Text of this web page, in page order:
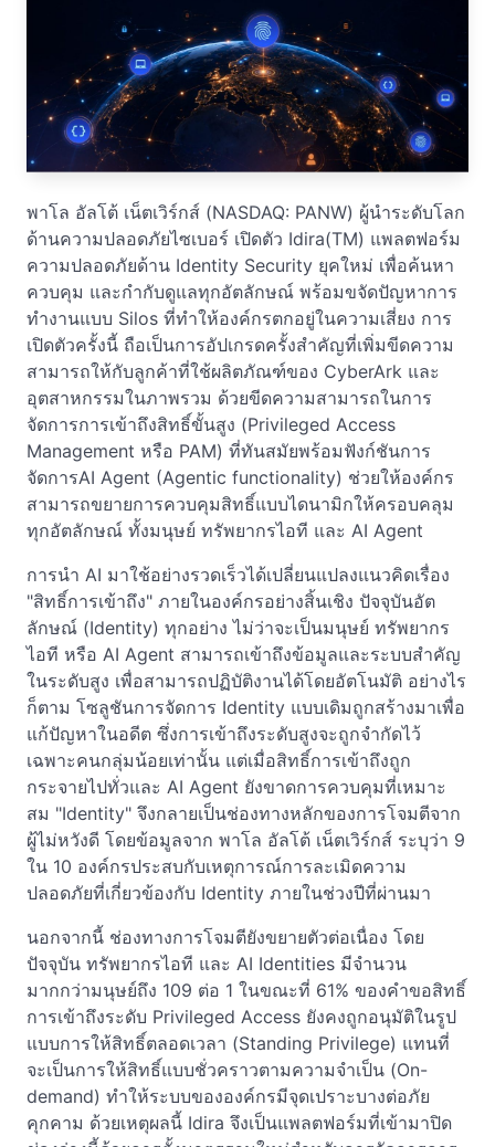
พาโล อัลโต้ เน็ตเวิร์กส์ (NASDAQ: PANW) ผู้นำระดับโลก
ด้านความปลอดภัยไซเบอร์ เปิดตัว Idira(TM) แพลตฟอร์ม
ความปลอดภัยด้าน Identity Security ยุคใหม่ เพื่อค้นหา
ควบคุม และกำกับดูแลทุกอัตลักษณ์ พร้อมขจัดปัญหาการ
ทำงานแบบ Silos ที่ทำให้องค์กรตกอยู่ในความเสี่ยง การ
เปิดตัวครั้งนี้ ถือเป็นการอัปเกรดครั้งสำคัญที่เพิ่มขีดความ
สามารถให้กับลูกค้าที่ใช้ผลิตภัณฑ์ของ CyberArk และ
อุตสาหกรรมในภาพรวม ด้วยขีดความสามารถในการ
จัดการการเข้าถึงสิทธิ์ขั้นสูง (Privileged Access
Management หรือ PAM) ที่ทันสมัยพร้อมฟังก์ชันการ
จัดการAI Agent (Agentic functionality) ช่วยให้องค์กร
สามารถขยายการควบคุมสิทธิ์แบบไดนามิกให้ครอบคลุม
ทุกอัตลักษณ์ ทั้งมนุษย์ ทรัพยากรไอที และ AI Agent
การนำ AI มาใช้อย่างรวดเร็วได้เปลี่ยนแปลงแนวคิดเรื่อง
"สิทธิ์การเข้าถึง" ภายในองค์กรอย่างสิ้นเชิง ปัจจุบันอัต
ลักษณ์ (Identity) ทุกอย่าง ไม่ว่าจะเป็นมนุษย์ ทรัพยากร
ไอที หรือ AI Agent สามารถเข้าถึงข้อมูลและระบบสำคัญ
ในระดับสูง เพื่อสามารถปฏิบัติงานได้โดยอัตโนมัติ อย่างไร
ก็ตาม โซลูชันการจัดการ Identity แบบเดิมถูกสร้างมาเพื่อ
แก้ปัญหาในอดีต ซึ่งการเข้าถึงระดับสูงจะถูกจำกัดไว้
เฉพาะคนกลุ่มน้อยเท่านั้น แต่เมื่อสิทธิ์การเข้าถึงถูก
กระจายไปทั่วและ AI Agent ยังขาดการควบคุมที่เหมาะ
สม "Identity" จึงกลายเป็นช่องทางหลักของการโจมตีจาก
ผู้ไม่หวังดี โดยข้อมูลจาก พาโล อัลโต้ เน็ตเวิร์กส์ ระบุว่า 9
ใน 10 องค์กรประสบกับเหตุการณ์การละเมิดความ
ปลอดภัยที่เกี่ยวข้องกับ Identity ภายในช่วงปีที่ผ่านมา
นอกจากนี้ ช่องทางการโจมตียังขยายตัวต่อเนื่อง โดย
ปัจจุบัน ทรัพยากรไอที และ AI Identities มีจำนวน
มากกว่ามนุษย์ถึง 109 ต่อ 1 ในขณะที่ 61% ของคำขอสิทธิ์
การเข้าถึงระดับ Privileged Access ยังคงถูกอนุมัติในรูป
แบบการให้สิทธิ์ตลอดเวลา (Standing Privilege) แทนที่
จะเป็นการให้สิทธิ์แบบชั่วคราวตามความจำเป็น (On-
demand) ทำให้ระบบขององค์กรมีจุดเปราะบางต่อภัย
คุกคาม ด้วยเหตุผลนี้ Idira จึงเป็นแพลตฟอร์มที่เข้ามาปิด